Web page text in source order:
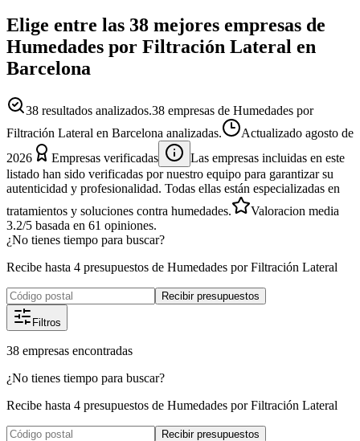
Elige entre las 38 mejores empresas de
Humedades por Filtración Lateral en
Barcelona
38 resultados analizados.38 empresas de Humedades por
Filtración Lateral en Barcelona analizadas.
Actualizado agosto de
2026
Empresas verificadas
Las empresas incluidas en este
listado han sido verificadas por nuestro equipo para garantizar su
autenticidad y profesionalidad. Todas ellas están especializadas en
tratamientos y soluciones contra humedades.
Valoracion media
3.2/5 basada en 61 opiniones.
¿No tienes tiempo para buscar?
Recibe hasta 4 presupuestos de Humedades por Filtración Lateral
Recibir presupuestos
Filtros
38 empresas encontradas
¿No tienes tiempo para buscar?
Recibe hasta 4 presupuestos de Humedades por Filtración Lateral
Recibir presupuestos